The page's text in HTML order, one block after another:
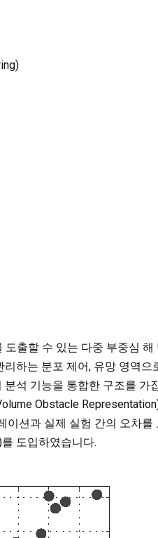
출할 수 있는 다중 부중심
하는 분포 제어, 유망 영역으
석 기능을 통합한 구조를 가
Obstacle
션과 실제 실험 간의 오차를
도입하였습니다.